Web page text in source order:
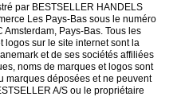
par BESTSELLER HANDELS
Les Pays-Bas sous le numéro
Pays-Bas. Tous les
logos sur le site internet sont la
et de ses sociétés affiliées
noms de marques et logos sont
marques déposées et ne peuvent
A/S ou le propriétaire